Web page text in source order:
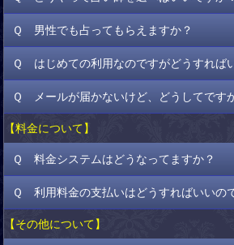
犯罪、犯人に関すること
ギャンブル、株、投資などのご相談
同業者の勧誘
その他、ご相談とはかけ離れた内容であ
が御座います。
迷惑となりますので、事前にご連絡を頂い
が取りづらくなる場合もございますのでご
させて頂きます。
各占い師の1日の鑑定枠数に限りがござい
様に占いを楽しんで頂けるようキャンセル
ります。
何卒ご理解の程宜しくお願い致します。
部にスケジュール表がございます。
Ａ
どの占い師がいいのか良く分からない
プロフィールを見て、得意な先術や得意な
て、お選び下さい。 それでも分からない場
にお声掛けください。
Ｑ 男性でも占ってもらえますか？
Ａ
もちろん男性でも鑑定可能です。近年
たいという割合は高くなっております。お
せ。
Ｑ はじめての利用なのですがどうすれば
Ａ
お気軽にお電話またメールでご連絡い
です。ご予約なしでもご来店いただければ
案内いたします。
Ｑ メールが届かないけど、どうしてです
Ａメールが届かない場合は以下の可能性
メール受信拒否を設定している
受信メールボックスのフォルダがいっぱ
迷惑メールフォルダに紛れ込んでいる
迷惑メールの受信拒否設定をしていない
※ドメイン指定受信をされている場合は【
【料金について】
Ｑ 料金システムはどうなってますか？
Ａ
鑑定料金は占い師毎に異なります。詳
細プロフィールをご確認下さい。
Ｑ 利用料金の支払いはどうすればいいの
Ａ料金のお支払いは先払いとなります。
【その他について】